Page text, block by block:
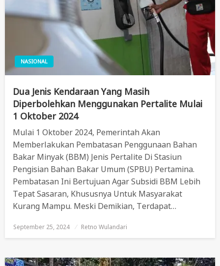
NASIONAL
Dua Jenis Kendaraan Yang Masih
Diperbolehkan Menggunakan Pertalite Mulai
1 Oktober 2024
Mulai 1 Oktober 2024, Pemerintah Akan
Memberlakukan Pembatasan Penggunaan Bahan
Bakar Minyak (BBM) Jenis Pertalite Di Stasiun
Pengisian Bahan Bakar Umum (SPBU) Pertamina.
Pembatasan Ini Bertujuan Agar Subsidi BBM Lebih
Tepat Sasaran, Khususnya Untuk Masyarakat
Kurang Mampu. Meski Demikian, Terdapat…
Posted
On
September 25, 2024 Retno Wulandari